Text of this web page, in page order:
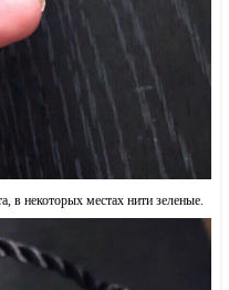
в некоторых местах нити зеленые.